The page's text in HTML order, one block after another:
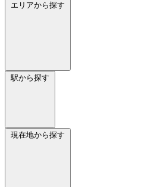
エリアから探す
駅から探す
現在地から探す